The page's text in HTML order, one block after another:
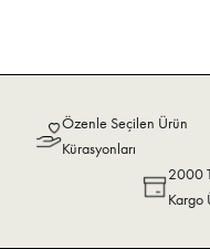
Özenle Seçilen Ürün
Kürasyonları
2000
Kargo